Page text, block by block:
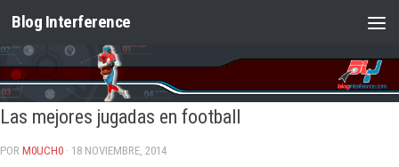
Saltar al contenido
Blog Interference
Las mejores jugadas en football
POR M0UCH0 · 18 NOVIEMBRE, 2014